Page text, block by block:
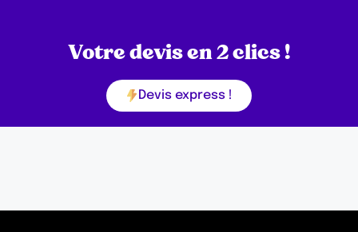
Votre devis en 2 clics !
Devis express !